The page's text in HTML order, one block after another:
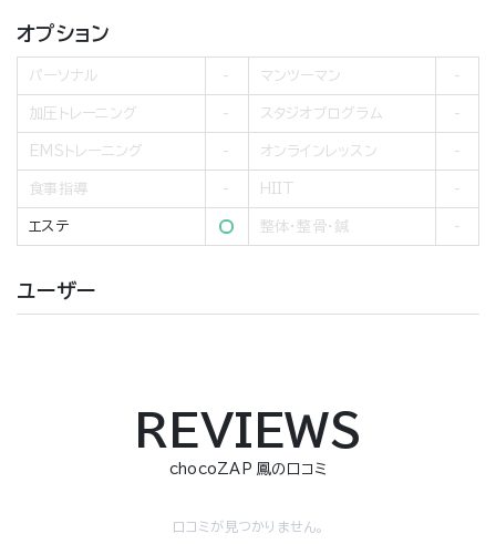
オプション
パーソナル マンツーマン
加圧トレーニング スタジオプログラム
EMSトレーニング オンラインレッスン
食事指導 HIIT
エステ 整体・整骨・鍼
ユーザー
REVIEWS
chocoZAP 鳳の口コミ
口コミが見つかりません。